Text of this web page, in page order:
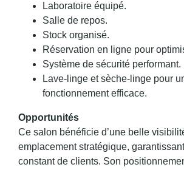
Laboratoire équipé.
Salle de repos.
Stock organisé.
Réservation en ligne pour
Système de sécurité performant.
Lave-linge et sèche-linge pour
fonctionnement efficace.
Opportunités
Ce salon bénéficie d’une belle
emplacement stratégique,
constant de clients. Son